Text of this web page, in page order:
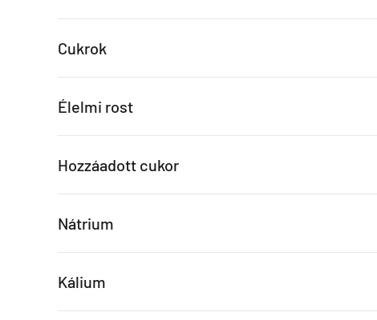
Cukrok
Élelmi rost
Hozzáadott cukor
Nátrium
Kálium